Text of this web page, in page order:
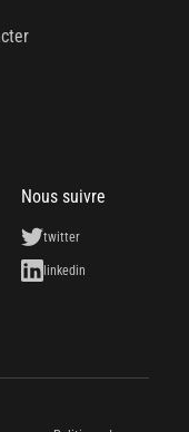
Nous suivre
twitter
linkedin